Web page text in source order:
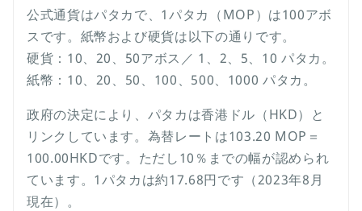
公式通貨はパタカで、1パタカ（MOP）は100アボ
スです。紙幣および硬貨は以下の通りです。
硬貨：10、20、50アボス／ 1、2、5、10 パタカ。
紙幣：10、20、50、100、500、1000 パタカ。
政府の決定により、パタカは香港ドル（HKD）と
リンクしています。為替レートは103.20 MOP＝
100.00HKDです。ただし10％までの幅が認められ
ています。1パタカは約17.68円です（2023年8月
現在）。